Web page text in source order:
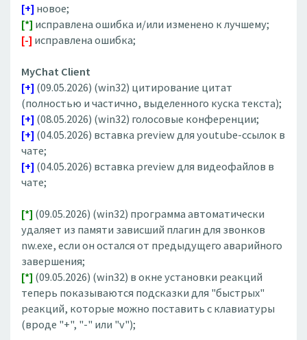
[+] новое;
[*] исправлена ошибка и/или изменено к лучшему;
[-] исправлена ошибка;
MyChat Client
[+] (09.05.2026) (win32) цитирование цитат
(полностью и частично, выделенного куска текста);
[+] (08.05.2026) (win32) голосовые конференции;
[+] (04.05.2026) вставка preview для youtube-ссылок в
чате;
[+] (04.05.2026) вставка preview для видеофайлов в
чате;
[*] (09.05.2026) (win32) программа автоматически
удаляет из памяти зависший плагин для звонков
nw.exe, если он остался от предыдущего аварийного
завершения;
[*] (09.05.2026) (win32) в окне установки реакций
теперь показываются подсказки для "быстрых"
реакций, которые можно поставить с клавиатуры
(вроде "+", "-" или "v");